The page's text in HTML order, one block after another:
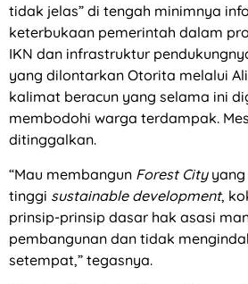
tidak jelas” di tengah minimnya
keterbukaan pemerintah dalam
IKN dan infrastruktur
yang dilontarkan Otorita melalui
kalimat beracun yang selama ini
membodohi warga terdampak.
ditinggalkan.
“Mau membangun Forest Cityyang
tinggi sustainable development,
prinsip-prinsip dasar hak asasi
pembangunan dan tidak
setempat,” tegasnya.